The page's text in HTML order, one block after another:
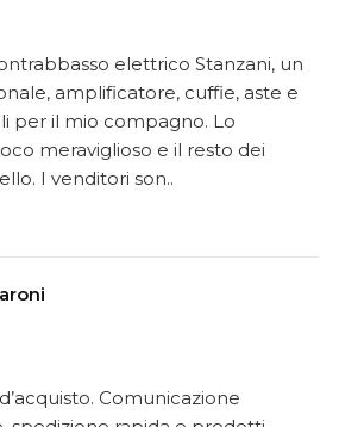
elettrico Stanzani, un
amplificatore, cuffie, aste e
per il mio compagno. Lo
meraviglioso e il resto dei
I venditori son..
Comunicazione